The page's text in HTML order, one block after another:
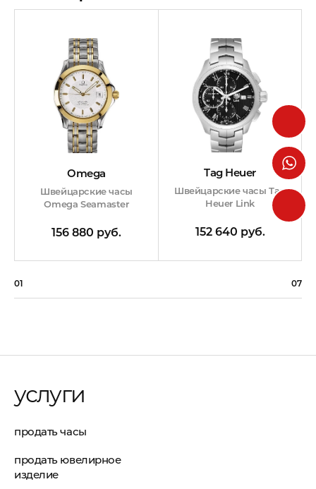
Omega
Швейцарские часы
Omega Seamaster
156 880 руб.
Tag Heuer
Швейцарские часы Tag
Heuer Link
152 640 руб.
01 07
услуги
продать часы
продать ювелирное
изделие